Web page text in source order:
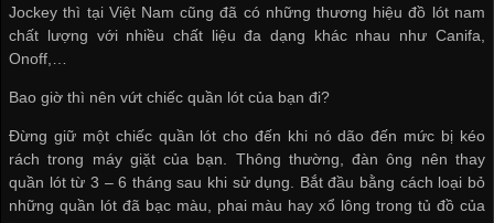
Jockey thì tại Việt Nam cũng đã có những thương hiệu đồ lót nam
chất lượng với nhiều chất liệu đa dạng khác nhau như Canifa,
Onoff,…
Bao giờ thì nên vứt chiếc quần lót của bạn đi?
Đừng giữ một chiếc quần lót cho đến khi nó dão đến mức bị kéo
rách trong máy giặt của bạn. Thông thường, đàn ông nên thay
quần lót từ 3 – 6 tháng sau khi sử dụng. Bắt đầu bằng cách loại bỏ
những quần lót đã bạc màu, phai màu hay xổ lông trong tủ đồ của